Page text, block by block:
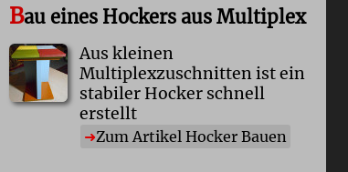
Bau eines Hockers aus Multiplex
Aus kleinen
Multiplexzuschnitten ist ein
stabiler Hocker schnell
erstellt
Zum Artikel Hocker Bauen